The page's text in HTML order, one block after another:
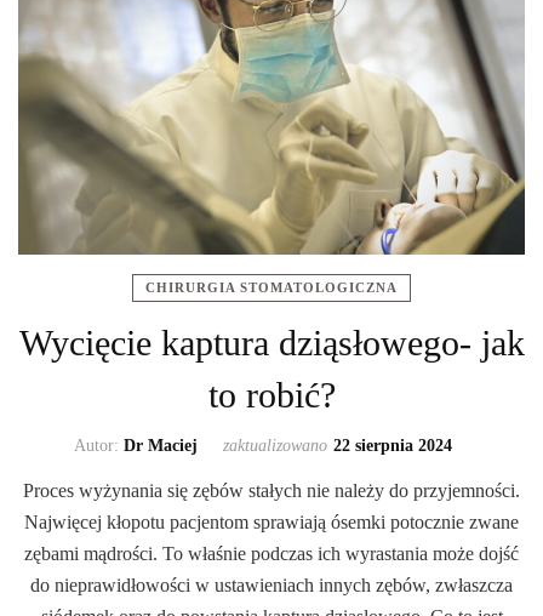
CHIRURGIA STOMATOLOGICZNA
Wycięcie kaptura dziąsłowego- jak
to robić?
Autor: Dr Maciej zaktualizowano 22 sierpnia 2024
Proces wyżynania się zębów stałych nie należy do przyjemności.
Najwięcej kłopotu pacjentom sprawiają ósemki potocznie zwane
zębami mądrości. To właśnie podczas ich wyrastania może dojść
do nieprawidłowości w ustawieniach innych zębów, zwłaszcza